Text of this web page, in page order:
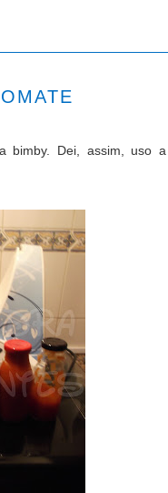
bimby. Dei, assim, uso